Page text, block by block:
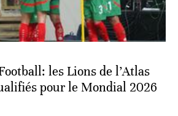
les Lions de l’Atlas
pour le Mondial 2026